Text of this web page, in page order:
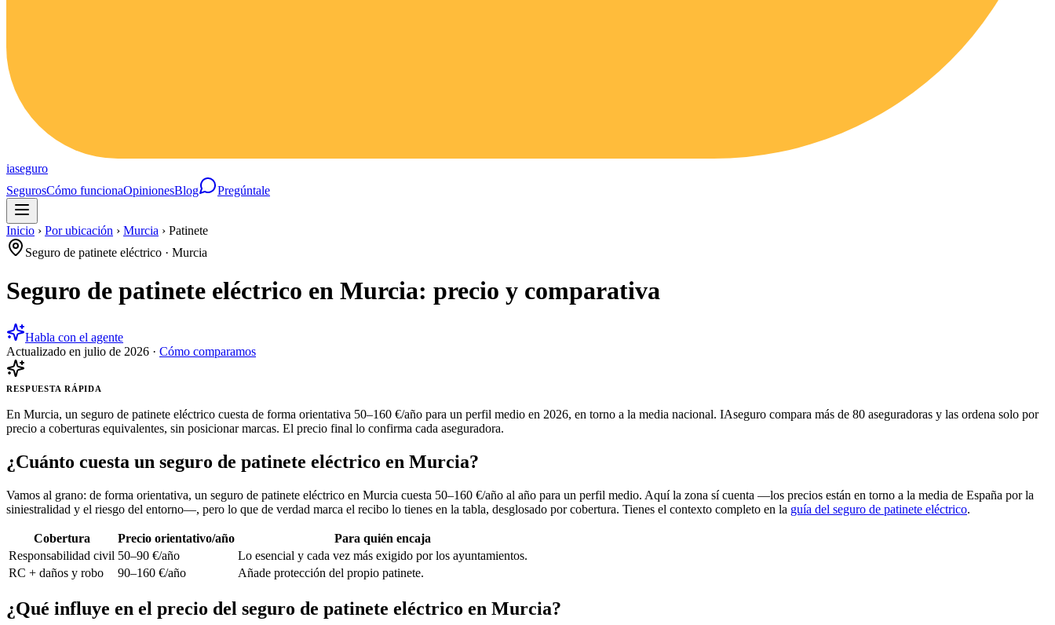
iaseguro
SegurosCómo funcionaOpinionesBlog Pregúntale
Inicio › Por ubicación › Murcia › Patinete
Seguro de patinete eléctrico · Murcia
Seguro de patinete eléctrico en Murcia: precio y comparativa
Habla con el agente
Actualizado en julio de 2026 · Cómo comparamos
RESPUESTA RÁPIDA
En Murcia, un seguro de patinete eléctrico cuesta de forma orientativa 50–160 €/año para un perfil medio en 2026, en torno a la media nacional. IAseguro compara más de 80 aseguradoras y las ordena solo por
precio a coberturas equivalentes, sin posicionar marcas. El precio final lo confirma cada aseguradora.
¿Cuánto cuesta un seguro de patinete eléctrico en Murcia?
Vamos al grano: de forma orientativa, un seguro de patinete eléctrico en Murcia cuesta 50–160 €/año al año para un perfil medio. Aquí la zona sí cuenta —los precios están en torno a la media de España por la
siniestralidad y el riesgo del entorno—, pero lo que de verdad marca el recibo lo tienes en la tabla, desglosado por cobertura. Tienes el contexto completo en la guía del seguro de patinete eléctrico.
Cobertura Precio orientativo/año
Para quién encaja
Responsabilidad civil 50–90 €/año
Lo esencial y cada vez más exigido por los ayuntamientos.
RC + daños y robo
90–160 €/año Añade protección del propio patinete.
¿Qué influye en el precio del seguro de patinete eléctrico en Murcia?